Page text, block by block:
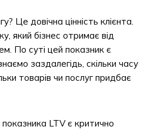
Це довічна цінність клієнта.
який бізнес отримає від
По суті цей показник є
заздалегідь, скільки часу
товарів чи послуг придбає
LTV є критично